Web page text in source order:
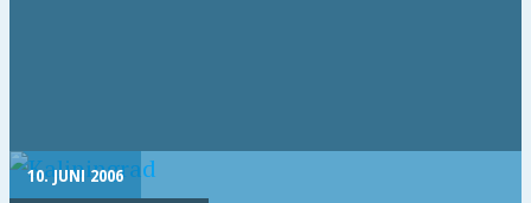
10. JUNI 2006